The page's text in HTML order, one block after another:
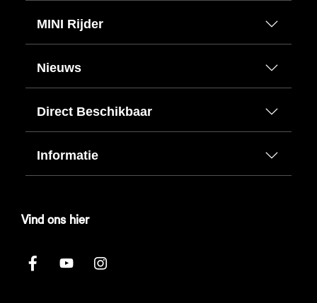
MINI Rijder
Nieuws
Direct Beschikbaar
Informatie
Vind ons hier